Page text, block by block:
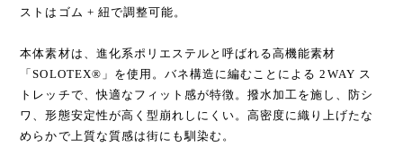
ストはゴム + 紐で調整可能。
本体素材は、進化系ポリエステルと呼ばれる高機能素材
「SOLOTEX®」を使用。バネ構造に編むことによる 2WAY ス
トレッチで、快適なフィット感が特徴。撥水加工を施し、防シ
ワ、形態安定性が高く型崩れしにくい。高密度に織り上げたな
めらかで上質な質感は街にも馴染む。